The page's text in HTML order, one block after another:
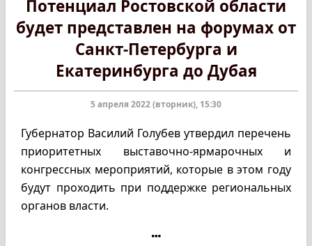
Потенциал Ростовской области
будет представлен на форумах от
Санкт-Петербурга и
Екатеринбурга до Дубая
5 апреля 2022 (вторник), 15:30
Губернатор Василий Голубев утвердил перечень
приоритетных выставочно-ярмарочных и
конгрессных мероприятий, которые в этом году
будут проходить при поддержке региональных
органов власти.